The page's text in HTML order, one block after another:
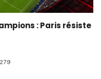
: Paris résiste